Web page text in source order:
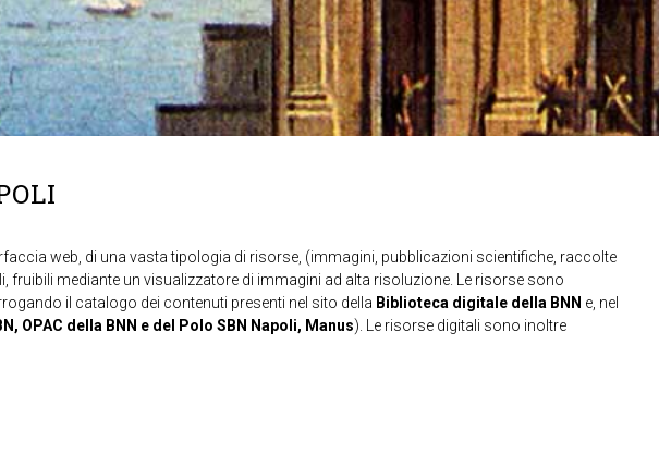
web, di una vasta tipologia di risorse, (immagini, pubblicazioni scientifiche, raccolte
fruibili mediante un visualizzatore di immagini ad alta risoluzione. Le risorse sono
il catalogo dei contenuti presenti nel sito della Biblioteca digitale della BNN e, nel
OPAC della BNN e del Polo SBN Napoli, Manus). Le risorse digitali sono inoltre